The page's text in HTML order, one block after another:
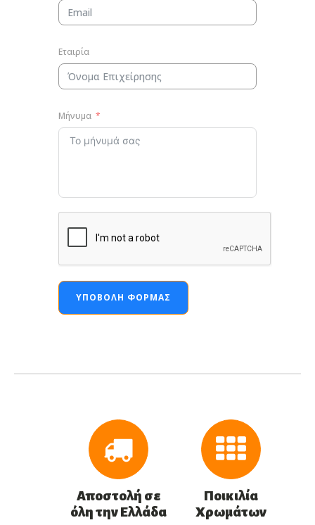
Εταιρία
Μήνυμα
ΥΠΟΒΟΛΉ ΦΌΡΜΑΣ
Αποστολή σε
όλη την Ελλάδα
Ποικιλία
Χρωμάτων